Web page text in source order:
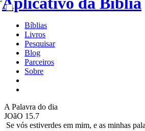
Bíblias
Livros
Pesquisar
Blog
Parceiros
Sobre
A Palavra do dia
JOãO 15.7
Se vós estiverdes em mim, e as minhas